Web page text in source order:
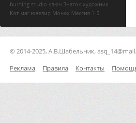
burning studio ключ Знаток художник
Кот маг ювелир Монах Мессия 1-5
© 2014-2025, А.В.Шабельник,
Реклама
Правила Контакты